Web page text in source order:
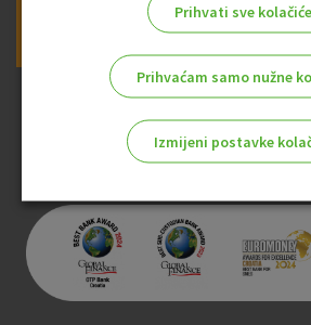
Prijava na newsletter OTP banke
Prihvati sve kolačiće
Prihvaćam samo nužne
Izmijeni postavke